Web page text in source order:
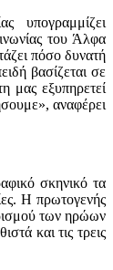
υπογραμμίζει
του Άλφα
πόσο δυνατή
βασίζεται σε
μας εξυπηρετεί
αναφέρει
σκηνικό τα
Η πρωτογενής
των ηρώων
και τις τρεις